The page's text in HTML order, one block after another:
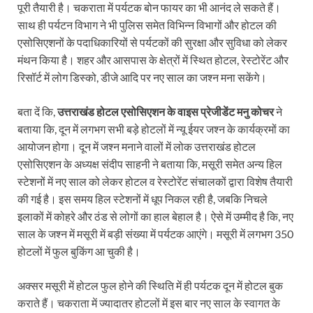
पूरी तैयारी है। चकराता में पर्यटक बोन फायर का भी आनंद ले सकते हैं।
साथ ही पर्यटन विभाग ने भी पुलिस समेत विभिन्न विभागों और होटल की
एसोसिएशनों के पदाधिकारियों से पर्यटकों की सुरक्षा और सुविधा को लेकर
मंथन किया है। शहर और आसपास के क्षेत्रों में स्थित होटल, रेस्टोरेंट और
रिसॉर्ट में लोग डिस्को, डीजे आदि पर नए साल का जश्न मना सकेंगे।
बता दें कि,उत्तराखंड होटल एसोसिएशन के वाइस प्रेजीडेंट मनु कोचरने
बताया कि, दून में लगभग सभी बड़े होटलों में न्यू ईयर जश्न के कार्यक्रमों का
आयोजन होगा। दून में जश्न मनाने वालों में लोक उत्तराखंड होटल
एसोसिएशन के अध्यक्ष संदीप साहनी ने बताया कि, मसूरी समेत अन्य हिल
स्टेशनों में नए साल को लेकर होटल व रेस्टोरेंट संचालकों द्वारा विशेष तैयारी
की गई है। इस समय हिल स्टेशनों में धूप निकल रही है, जबकि निचले
इलाकों में कोहरे और ठंड से लोगों का हाल बेहाल है। ऐसे में उम्मीद है कि, नए
साल के जश्न में मसूरी में बड़ी संख्या में पर्यटक आएंगे। मसूरी में लगभग 350
होटलों में फुल बुकिंग आ चुकी है।
अक्सर मसूरी में होटल फुल होने की स्थिति में ही पर्यटक दून में होटल बुक
कराते हैं। चकराता में ज्यादातर होटलों में इस बार नए साल के स्वागत के